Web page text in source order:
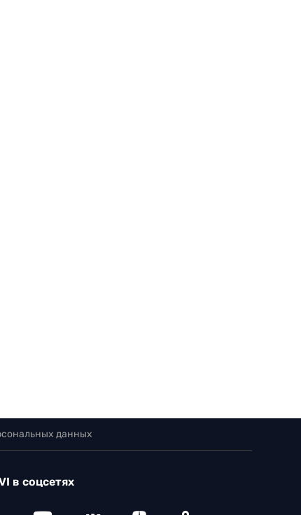
данных
в соцсетях